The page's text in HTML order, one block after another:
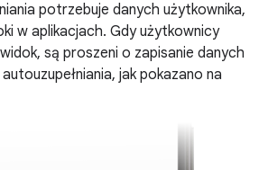
potrzebuje danych użytkownika,
w aplikacjach. Gdy użytkownicy
są proszeni o zapisanie danych
jak pokazano na